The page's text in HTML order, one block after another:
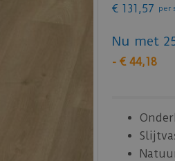
€ 131 ,57 per
Nu met
- € 44,18